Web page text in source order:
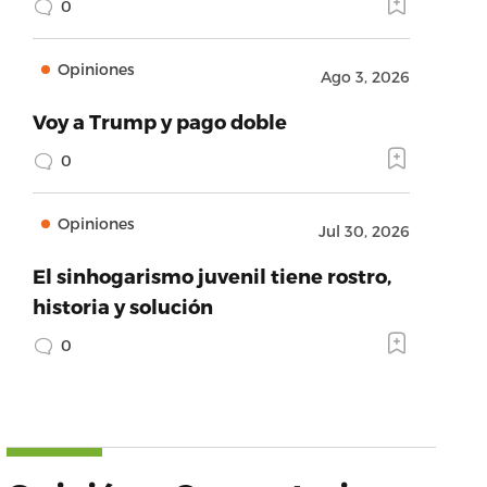
0
Opiniones Ago 3, 2026
Voy a Trump y pago doble
0
Opiniones Jul 30, 2026
El sinhogarismo juvenil tiene rostro,
historia y solución
0